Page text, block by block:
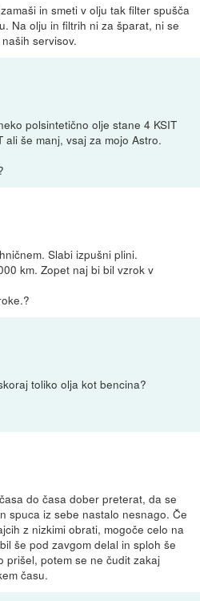
in smeti v olju tak filter spušča
Na olju in filtrih ni za šparat, ni se
servisov.
polsintetično olje stane 4 KSIT
ali še manj, vsaj za mojo Astro.
Slabi izpušni plini.
km. Zopet naj bi bil vzrok v
toliko olja kot bencina?
do časa dober preterat, da se
spuca iz sebe nastalo nesnago. Če
z nizkimi obrati, mogoče celo na
še pod zavgom delal in sploh še
prišel, potem se ne čudit zakaj
času.